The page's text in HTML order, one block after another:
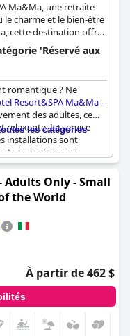
Ma&Ma, une retraite
le charme et le bien-être
cette destination offre
des paysages
des plages
l'archipel,
d'îlots disséminés dans
depuis 1996, cette
au paysage
l'union
la mer avec
grand confort. Au
deviennent réalité
conçue
'Réservé aux
romantique ? Ne
Resort&SPA Ma&Ma -
des adultes, ce
relaxante. Le service
installations sont
un spa luxueux.
pour ceux qui
Bien qu'une
région, l'hôtel offre tout
parfaite en couple.
problèmes mineurs,
frais et l'absence
l'expérience a
hôtel ne convient pas
dès maintenant
Ma&Ma - Adults Only
les catégories
Adults Only - Small
the World
À partir de 462 $